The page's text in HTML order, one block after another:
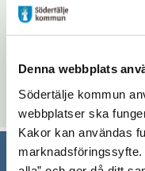
Denna webbplats
Södertälje kommun
webbplatser ska
Kakor kan användas
Uppdaterad: 2021-02-
Blev du hjälpt av
thumb_up Ja thumb_down Nej